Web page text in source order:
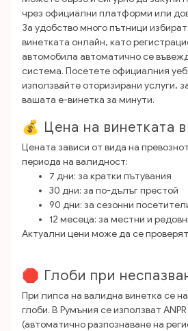
чрез официални платформи или
За удобство много пътници
винетката онлайн, като
автомобила автоматично се
система. Посетете официалния
използвайте оторизирани услуги,
вашата е-винетка за минути.
💰 Цена на винетката
Цената зависи от вида на
периода на валидност:
7 дни: за кратки пътувания
30 дни: за по-дълъг престой
90 дни: за сезонни
12 месеца: за местни и
Актуални цени може да се
🛑 Глоби при
При липса на валидна винетка се
глоби. В Румъния се използват
(автоматично разпознаване на